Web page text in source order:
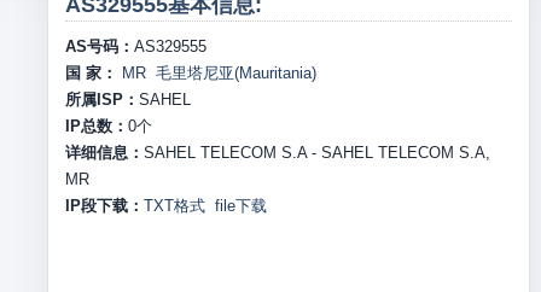
AS329555基本信息:
AS号码： AS329555
国 家：
MR 毛里塔尼亚(Mauritania)
所属ISP： SAHEL
IP总数： 0个
详细信息： SAHEL TELECOM S.A - SAHEL TELECOM S.A,
MR
IP段下载： TXT格式 file下载